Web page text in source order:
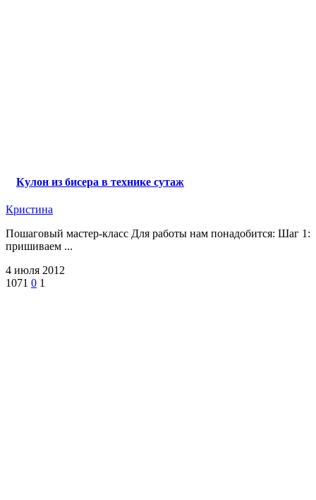
Кулон из бисера в технике сутаж
Кристина
Пошаговый мастер-класс Для работы нам понадобится: Шаг 1:
пришиваем ...
4 июля 2012
1071 0 1